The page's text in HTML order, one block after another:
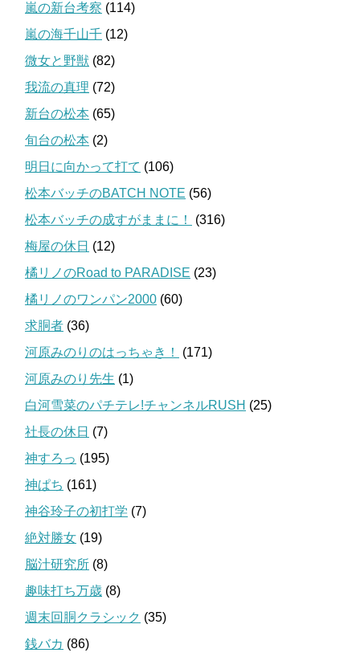
嵐の新台考察 (114)
嵐の海千山千 (12)
微女と野獣 (82)
我流の真理 (72)
新台の松本 (65)
旬台の松本 (2)
明日に向かって打て (106)
松本バッチのBATCH NOTE (56)
松本バッチの成すがままに！
(316)
梅屋の休日 (12)
橘リノのRoad to PARADISE (23)
橘リノのワンパン2000 (60)
求胴者 (36)
河原みのりのはっちゃき！
(171)
河原みのり先生 (1)
白河雪菜のパチテレ!チャンネルRUSH (25)
社長の休日 (7)
神すろっ (195)
神ぱち (161)
神谷玲子の初打学 (7)
絶対勝女 (19)
脳汁研究所 (8)
趣味打ち万歳 (8)
週末回胴クラシック (35)
銭バカ (86)